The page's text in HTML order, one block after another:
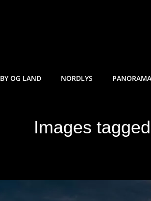
BY OG LAND NORDLYS PANORAMA
Images